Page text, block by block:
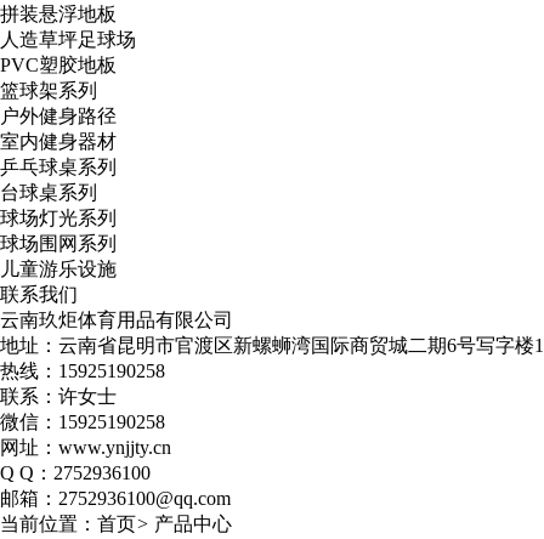
拼装悬浮地板
人造草坪足球场
PVC塑胶地板
篮球架系列
户外健身路径
室内健身器材
乒乓球桌系列
台球桌系列
球场灯光系列
球场围网系列
儿童游乐设施
联系我们
云南玖炬体育用品有限公司
地址：云南省昆明市官渡区新螺蛳湾国际商贸城二期6号写字楼
热线：15925190258
联系：许女士
微信： 15925190258
网址：www.ynjjty.cn
Q Q： 2752936100
邮箱：2752936100@qq.com
当前位置： 首页> 产品中心